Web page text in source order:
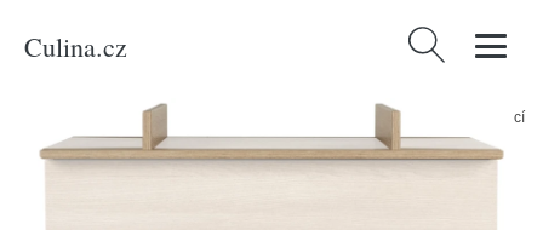
Culina.cz Vyhledávání
Dřevěná nástavba pro přebalovací
komodu Quax Flow 96 x 65 cm